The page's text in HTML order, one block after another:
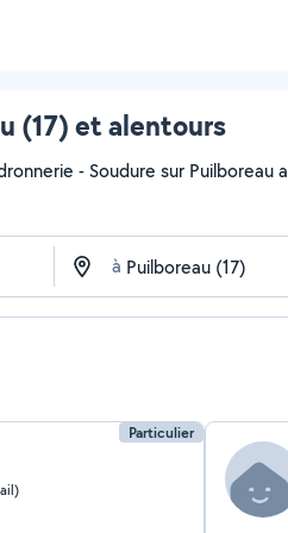
(17) et alentours
- Soudure sur Puilboreau
à
Particulier